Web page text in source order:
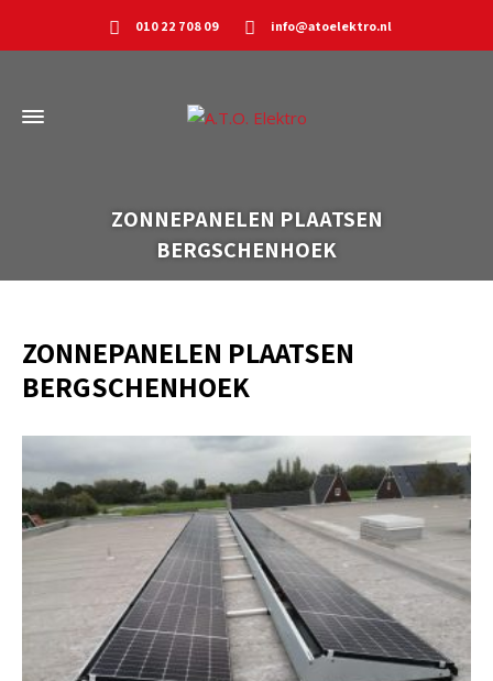
010 22 708 09 info@atoelektro.nl
ZONNEPANELEN PLAATSEN
BERGSCHENHOEK
ZONNEPANELEN PLAATSEN
BERGSCHENHOEK